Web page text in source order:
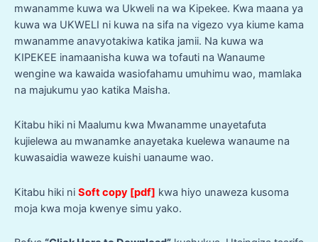
mwanamme kuwa wa Ukweli na wa Kipekee. Kwa maana ya
kuwa wa UKWELI ni kuwa na sifa na vigezo vya kiume kama
mwanamme anavyotakiwa katika jamii. Na kuwa wa
KIPEKEE inamaanisha kuwa wa tofauti na Wanaume
wengine wa kawaida wasiofahamu umuhimu wao, mamlaka
na majukumu yao katika Maisha.
Kitabu hiki ni Maalumu kwa Mwanamme unayetafuta
kujielewa au mwanamke anayetaka kuelewa wanaume na
kuwasaidia waweze kuishi uanaume wao.
Kitabu hiki ni Soft copy [pdf] kwa hiyo unaweza kusoma
moja kwa moja kwenye simu yako.